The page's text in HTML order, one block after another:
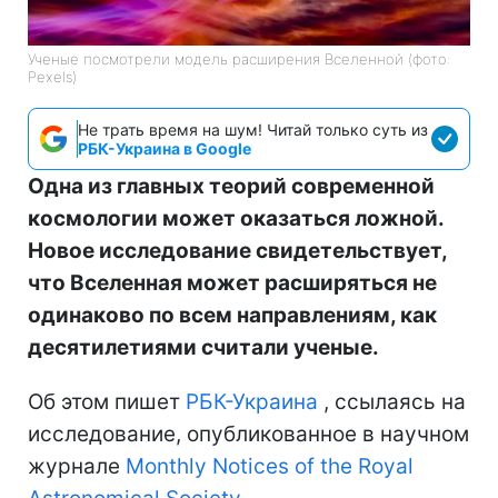
Ученые посмотрели модель расширения Вселенной (фото:
Pexels)
Не трать время на шум! Читай только суть из
РБК-Украина в Google
Одна из главных теорий современной
космологии может оказаться ложной.
Новое исследование свидетельствует,
что Вселенная может расширяться не
одинаково по всем направлениям, как
десятилетиями считали ученые.
Об этом пишет РБК-Украина , ссылаясь на
исследование, опубликованное в научном
журнале Monthly Notices of the Royal